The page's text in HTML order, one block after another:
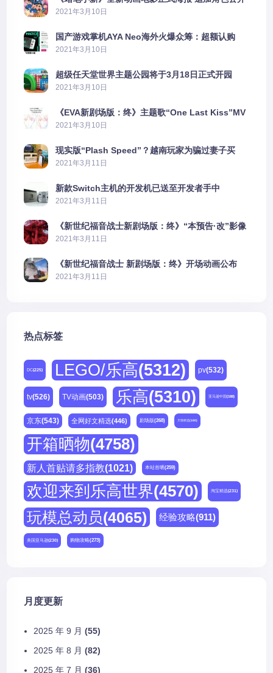
2021年3月10日
国产游戏掌机AYA Neo海外火爆众筹：超额认购
2606%
2021年3月10日
超级任天堂世界主题公园将于3月18日正式开园
2021年3月10日
《EVA新剧场版：终》主题歌“One Last Kiss”MV
公布
2021年3月10日
现实版“Plash Speed”？越南玩家为骗过妻子买
PS5上演好戏
2021年3月11日
新款Switch主机的开发机已送至开发者手中
2021年3月11日
《新世纪福音战士新剧场版：终》“本预告·改”影像
公开
2021年3月11日
《新世纪福音战士 新剧场版：终》开场动画公布
2021年3月11日
热点标签
DC(225) LEGO/乐高(5312) pv(532)
tv(526) TV动画(503) 乐高(5310) 亚马逊中国(188)
京东(543) 全网好文精选(446) 剧场版(268) 天猫精选(180)
开箱晒物(4758)
新人首贴请多指教(1021) 本站首晒(259)
欢迎来到乐高世界(4570) 淘宝精选(231)
玩模总动员(4065) 经验攻略(911)
美国亚马逊(230) 购物攻略(273)
月度更新
2025 年 9 月 (55)
2025 年 8 月 (82)
2025 年 7 月 (36)